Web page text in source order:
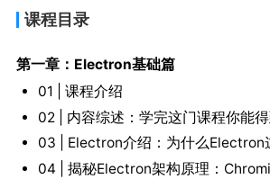
课程目录
第一章：Electron基础篇
01 | 课程介绍
02 | 内容综述：学完这门课程你能
03 | Electron介绍：为什么Electron
04 | 揭秘Electron架构原理：